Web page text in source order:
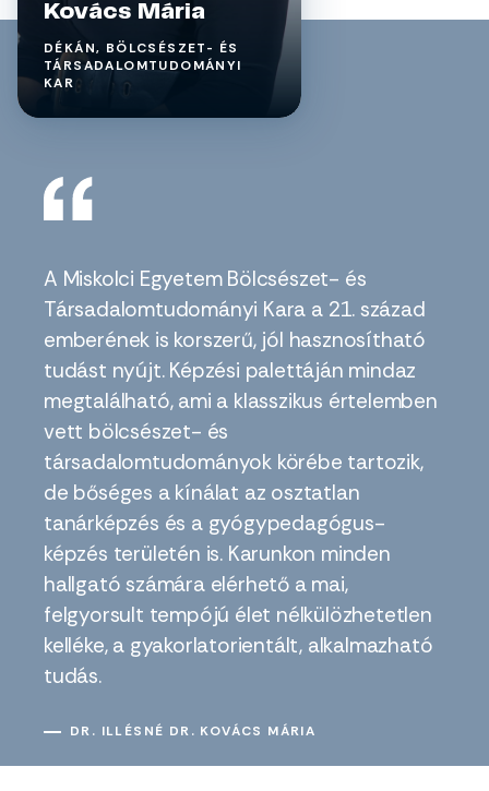
Kovács Mária
DÉKÁN, BÖLCSÉSZET- ÉS
TÁRSADALOMTUDOMÁNYI
KAR
A Miskolci Egyetem Bölcsészet- és
Társadalomtudományi Kara a 21. század
emberének is korszerű, jól hasznosítható
tudást nyújt. Képzési palettáján mindaz
megtalálható, ami a klasszikus értelemben
vett bölcsészet- és
társadalomtudományok körébe tartozik,
de bőséges a kínálat az osztatlan
tanárképzés és a gyógypedagógus-
képzés területén is. Karunkon minden
hallgató számára elérhető a mai,
felgyorsult tempójú élet nélkülözhetetlen
kelléke, a gyakorlatorientált, alkalmazható
tudás.
DR. ILLÉSNÉ DR. KOVÁCS MÁRIA